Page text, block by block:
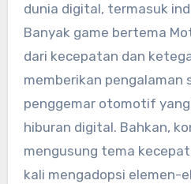
dunia digital, termasuk
Banyak game bertema
dari kecepatan dan
memberikan pengalaman
penggemar otomotif
hiburan digital. Bahkan,
mengusung tema
kali mengadopsi elemen-